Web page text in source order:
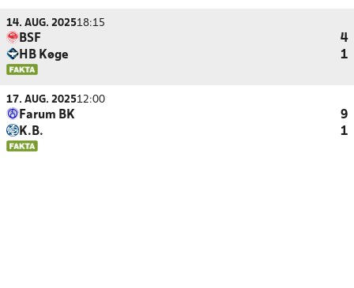
14. AUG. 202518:15
BSF
4
HB Køge
1
17. AUG. 202512:00
Farum BK
9
K.B.
1